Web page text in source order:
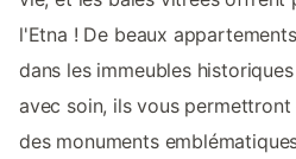
l'Etna ! De beaux
dans les immeubles
avec soin, ils vous
des monuments